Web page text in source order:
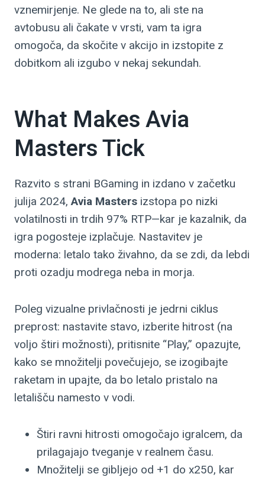
vznemirjenje. Ne glede na to, ali ste na
avtobusu ali čakate v vrsti, vam ta igra
omogoča, da skočite v akcijo in izstopite z
dobitkom ali izgubo v nekaj sekundah.
What Makes Avia
Masters Tick
Razvito s strani BGaming in izdano v začetku
julija 2024,Avia Masters izstopa po nizki
volatilnosti in trdih 97% RTP—kar je kazalnik, da
igra pogosteje izplačuje. Nastavitev je
moderna: letalo tako živahno, da se zdi, da lebdi
proti ozadju modrega neba in morja.
Poleg vizualne privlačnosti je jedrni ciklus
preprost: nastavite stavo, izberite hitrost (na
voljo štiri možnosti), pritisnite “Play,” opazujte,
kako se množitelji povečujejo, se izogibajte
raketam in upajte, da bo letalo pristalo na
letališču namesto v vodi.
Štiri ravni hitrosti omogočajo igralcem, da
prilagajajo tveganje v realnem času.
Množitelji se gibljejo od +1 do x250, kar